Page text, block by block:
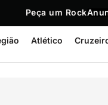
Peça um Rock
Atlético